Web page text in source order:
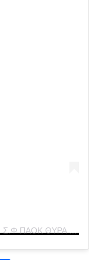
Η δημοσίευση κοινοποιήθηκε από το χρήστη Σ.Φ ΠΑΟΚ ΘΥΡΑ 4 1976 (@club_paok_gate4_official)